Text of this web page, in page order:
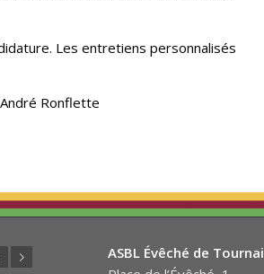
Les entretiens personnalisés
Ronflette
ASBL Évêché de Tournai